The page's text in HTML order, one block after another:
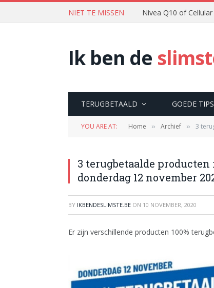
NIET TE MISSEN Nivea Q10 of
Ik ben de
TERUGBETAALD GOEDE TIPS
YOU ARE AT: Home » Archief » 3
3 terugbetaalde
donderdag 12 november
BY IKBENDESLIMSTE.BE ON 10 NOVEMBER, 2020
Er zijn verschillende producten 100%